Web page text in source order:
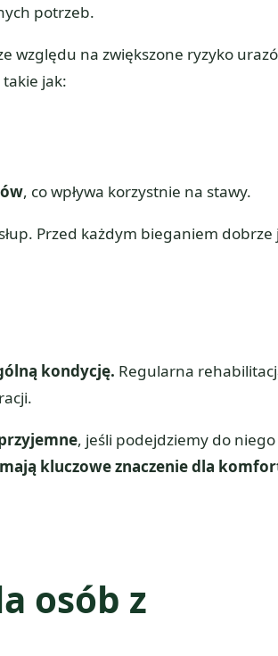
potrzeb.
względu na zwiększone ryzyko
jak:
, co wpływa korzystnie na stawy.
Przed każdym bieganiem dobrze
kondycję. Regularna
, jeśli podejdziemy do
kluczowe znaczenie dla
osób z